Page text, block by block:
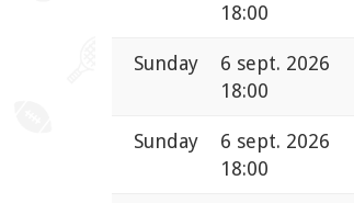
18:00
Sunday
6 sept. 2026
18:00
Sunday
6 sept. 2026
18:00